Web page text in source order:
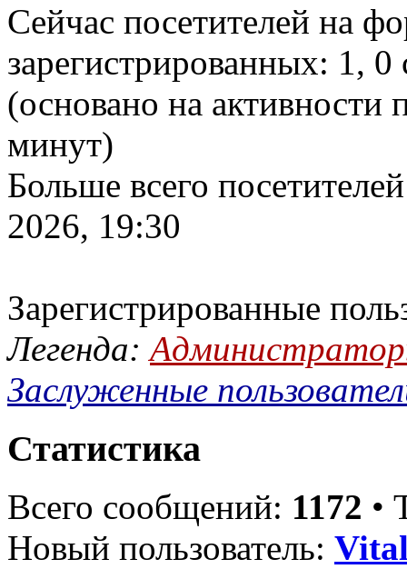
Сейчас посетителей на
зарегистрированных: 1,
(основано на активности
минут)
Больше всего
2026, 19:30
Зарегистрированные
Легенда:
Заслуженные
Статистика
Всего сообщений: 1172 •
Новый пользователь: